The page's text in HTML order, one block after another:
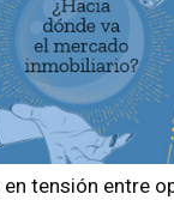
tensión entre